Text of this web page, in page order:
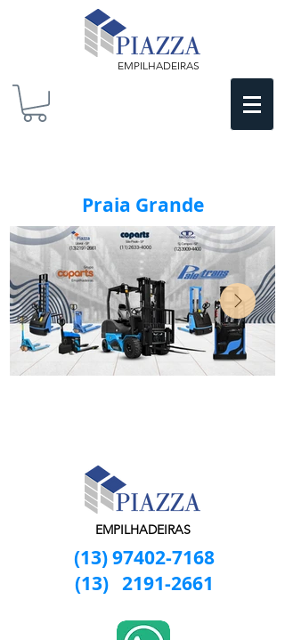
EMPILHADEIRAS
Praia Grande
EMPILHADEIRAS
(13) 97402-7168
(13) 2191-2661